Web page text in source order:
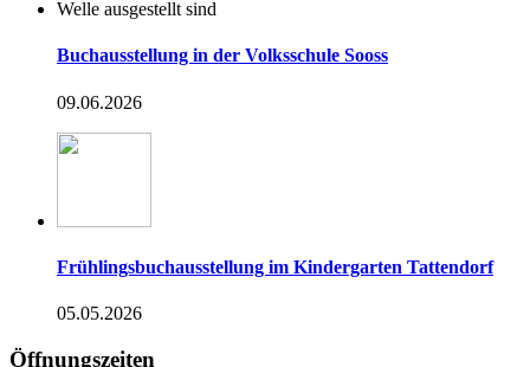
Buchausstellung in der Volksschule Sooss
09.06.2026
Frühlingsbuchausstellung im Kindergarten Tattendorf
05.05.2026
Öffnungszeiten